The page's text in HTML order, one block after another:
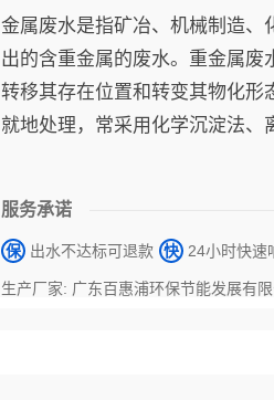
金属废水是指矿冶、机械制造、
出的含重金属的废水。重金属废
转移其存在位置和转变其物化形
就地处理，常采用化学沉淀法、
服务承诺
保 出水不达标可退款 快 24小时快速
生产厂家: 广东百惠浦环保节能发展有